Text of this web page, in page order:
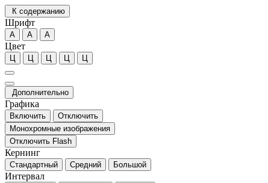
К содержанию
Шрифт
А А А
Цвет
Ц Ц Ц Ц Ц
Дополнительно
Графика
Включить
Отключить
Монохромные изображения
Отключить Flash
Кернинг
Стандартный Средний Большой
Интервал